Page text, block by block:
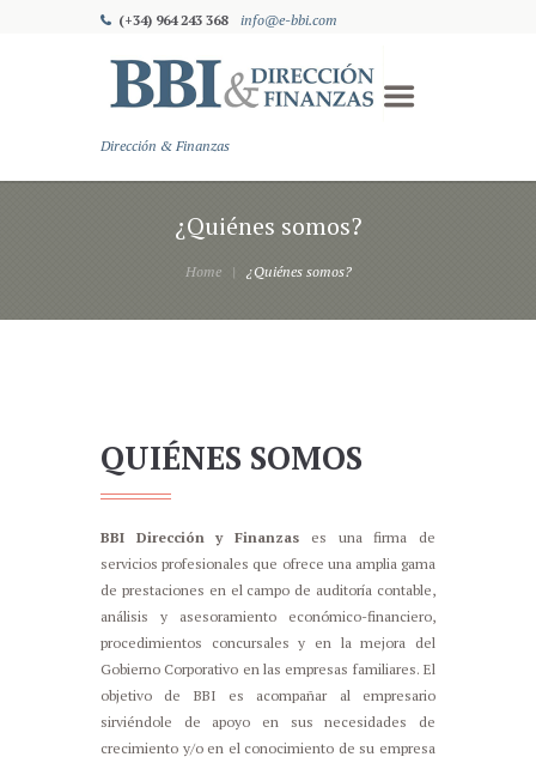
(+34) 964 243 368 info@e-bbi.com
Dirección & Finanzas
¿Quiénes somos?
Home ¿Quiénes somos?
QUIÉNES SOMOS
BBI Dirección y Finanzas es una firma de
servicios profesionales que ofrece una amplia gama
de prestaciones en el campo de auditoría contable,
análisis y asesoramiento económico-financiero,
procedimientos concursales y en la mejora del
Gobierno Corporativo en las empresas familiares. El
objetivo de BBI es acompañar al empresario
sirviéndole de apoyo en sus necesidades de
crecimiento y/o en el conocimiento de su empresa